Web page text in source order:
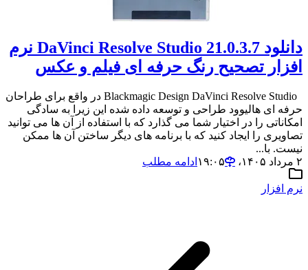
دانلود DaVinci Resolve Studio 21.0.3.7 نرم
افزار تصحیح رنگ حرفه ای فیلم و عکس
Blackmagic Design DaVinci Resolve Studio در واقع برای طراحان
حرفه ای هالیوود طراحی و توسعه داده شده این زیرا به سادگی
امکاناتی را در اختیار شما می گذارد که با استفاده از آن ها می توانید
تصاویری را ایجاد کنید که با برنامه های دیگر ساختن آن ها ممکن
نیست. با...
۲ مرداد ۱۴۰۵،‏ ۱۹:۰۵
ادامه مطلب
نرم افزار